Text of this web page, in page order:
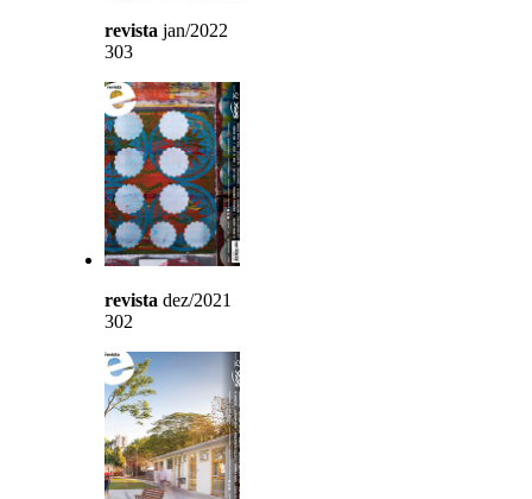
revista jan/2022
303
revista dez/2021
302